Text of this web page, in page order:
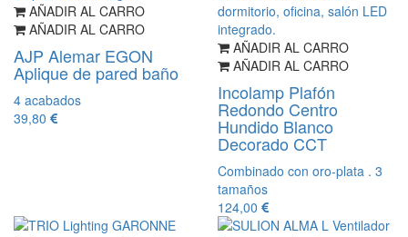
AÑADIR AL CARRO
AÑADIR AL CARRO
AJP Alemar EGON
Aplique de pared baño
4 acabados
39,80
AÑADIR AL CARRO
AÑADIR AL CARRO
Incolamp Plafón
Redondo Centro
Hundido Blanco
Decorado CCT
Combinado con oro-plata . 3
tamaños
124,00